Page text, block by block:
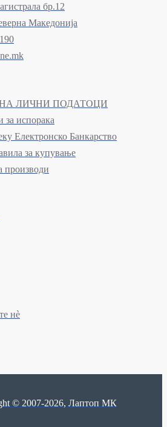
бр.12
Македонија
ЛИЧНИ ПОДАТОЦИ
испорака
Електронско Банкарство
за купување
производи
нè
© 2007-2026, Лаптоп МК